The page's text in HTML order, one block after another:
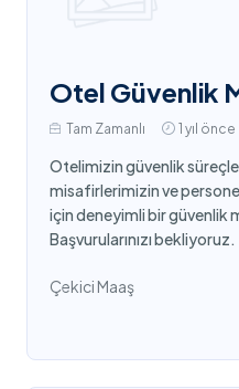
Otel Güvenlik
Tam Zamanlı 1 yıl önce
Otelimizin güvenlik
misafirlerimizin ve
için deneyimli bir güvenlik
Başvurularınızı bekliyoruz.
Çekici Maaş